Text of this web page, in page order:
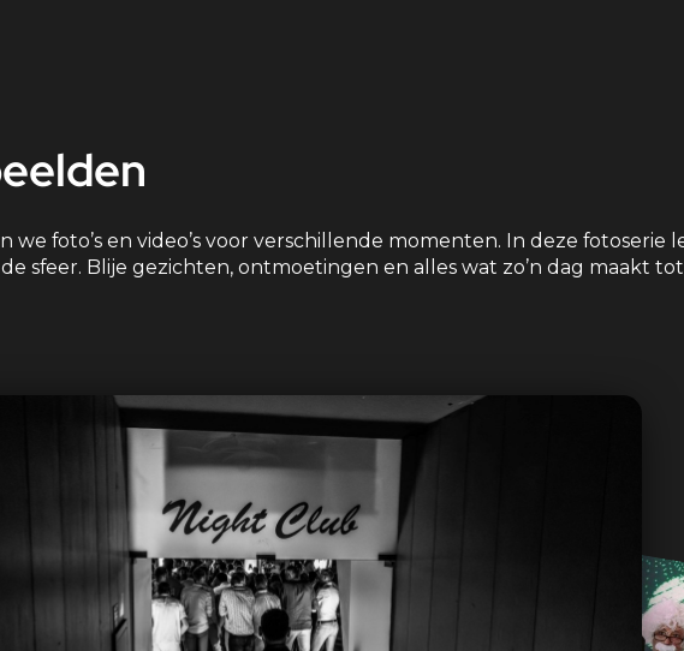
we foto’s en video’s voor verschillende momenten. In deze fotoserie
sfeer. Blije gezichten, ontmoetingen en alles wat zo’n dag maakt